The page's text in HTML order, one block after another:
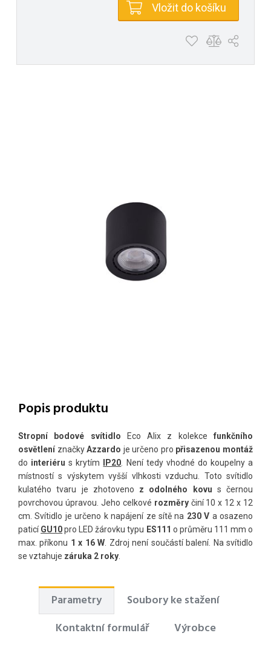
Vložit do košíku
Popis produktu
Stropní bodové svítidlo Eco Alix z kolekcefunkčního
osvětleníznačkyAzzardo je určeno pro přisazenou montáž
do interiérus krytím IP20 . Není tedy vhodné do koupelny a
místností s výskytem vyšší vlhkosti vzduchu. Toto svítidlo
kulatého tvaru je zhotoveno z odolného kovu s černou
povrchovou úpravou. Jeho celkové rozměry činí 10 x 12 x 12
cm. Svítidlo je určeno k napájení ze sítě na 230 V a osazeno
paticíGU10pro LED žárovku typu ES111 o průměru 111 mm o
max. příkonu 1 x 16 W . Zdroj není součástí balení. Na svítidlo
se vztahuje záruka 2 roky
Parametry
Soubory ke stažení
Kontaktní formulář
Výrobce